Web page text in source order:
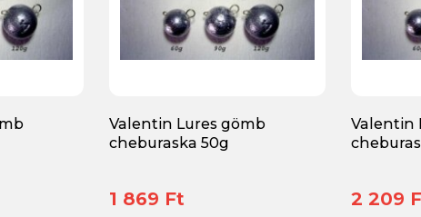
Valentin Lures gömb
cheburaska 50g
1 869 Ft
Valentin
2 209